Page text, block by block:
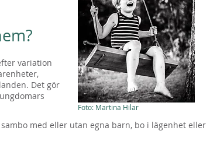
variation
Det gör
Foto: Martina Hilar
med eller utan egna barn, bo i lägenhet eller